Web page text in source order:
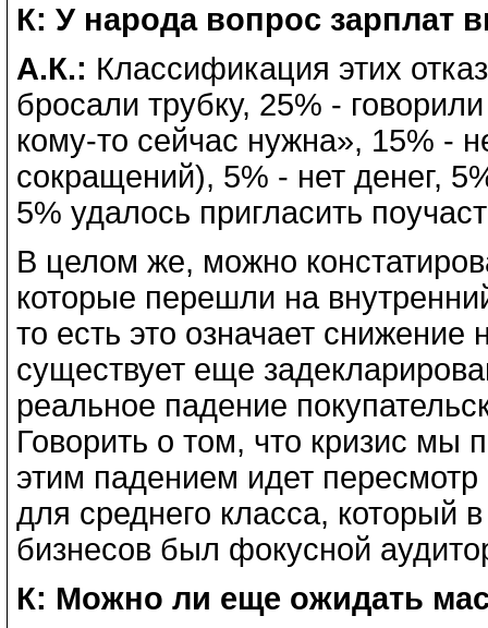
К: У народа вопрос зарплат
А.К.: Классификация этих
бросали трубку, 25% -
кому-то сейчас нужна», 15% -
сокращений), 5% - нет денег,
5% удалось пригласить
В целом же, можно
которые перешли на
то есть это означает
существует еще
реальное падение
Говорить о том, что кризис мы
этим падением идет
для среднего класса, который
бизнесов был фокусной
К: Можно ли еще ожидать